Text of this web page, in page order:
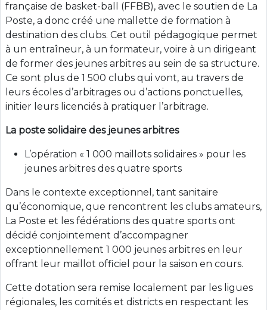
française de basket-ball (FFBB), avec le soutien de La
Poste, a donc créé une mallette de formation à
destination des clubs. Cet outil pédagogique permet
à un entraîneur, à un formateur, voire à un dirigeant
de former des jeunes arbitres au sein de sa structure.
Ce sont plus de 1 500 clubs qui vont, au travers de
leurs écoles d’arbitrages ou d’actions ponctuelles,
initier leurs licenciés à pratiquer l’arbitrage.
La poste solidaire des jeunes arbitres
L’opération « 1 000 maillots solidaires » pour les
jeunes arbitres des quatre sports
Dans le contexte exceptionnel, tant sanitaire
qu’économique, que rencontrent les clubs amateurs,
La Poste et les fédérations des quatre sports ont
décidé conjointement d’accompagner
exceptionnellement 1 000 jeunes arbitres en leur
offrant leur maillot officiel pour la saison en cours.
Cette dotation sera remise localement par les ligues
régionales, les comités et districts en respectant les